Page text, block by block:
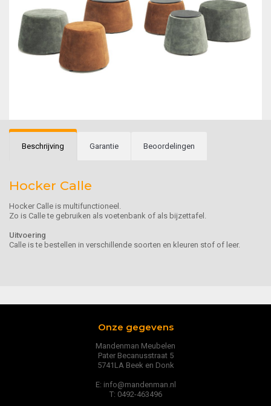
Beschrijving Garantie Beoordelingen
Hocker Calle
Hocker Calle is multifunctioneel.
Zo is Calle te gebruiken als voetenbank of als bijzettafel.
Uitvoering
Calle is te bestellen in verschillende soorten en kleuren stof of leer.
Onze gegevens
Mandenman Meubelen
Pater Becanusstraat 5
5741LA Beek en Donk
E: info@mandenman.nl
T: 0492-463496